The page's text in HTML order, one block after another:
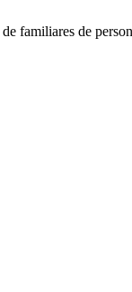
familiares de